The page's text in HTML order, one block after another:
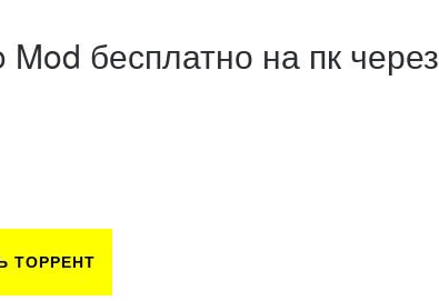
бесплатно на пк через
ТОРРЕНТ